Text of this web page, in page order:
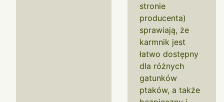
stronie
producenta)
sprawiają, że
karmnik jest
łatwo dostępny
dla różnych
gatunków
ptaków, a także